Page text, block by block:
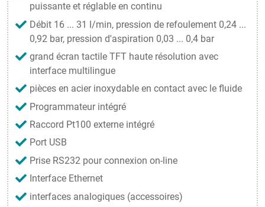
puissante et réglable en continu
Débit 16 ... 31 l/min, pression de refoulement 0,24 ...
0,92 bar, pression d'aspiration 0,03 ... 0,4 bar
grand écran tactile TFT haute résolution avec
interface multilingue
pièces en acier inoxydable en contact avec le fluide
Programmateur intégré
Raccord Pt100 externe intégré
Port USB
Prise RS232 pour connexion on-line
Interface Ethernet
interfaces analogiques (accessoires)